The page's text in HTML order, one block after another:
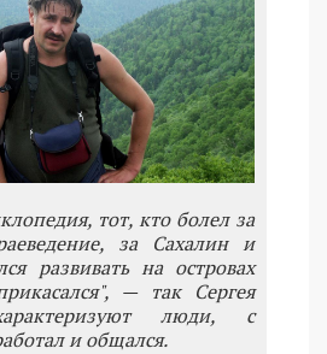
тот, кто болел за
за Сахалин и
развивать на островах
— так Сергея
люди, с
и общался.